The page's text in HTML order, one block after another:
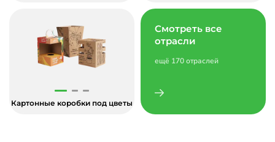
Картонные коробки под цветы
Смотреть все
отрасли
ещё 170 отраслей